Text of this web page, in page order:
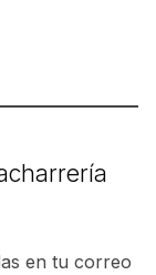
en tu correo